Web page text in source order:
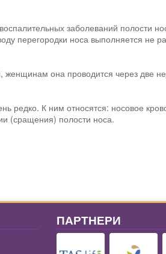
заболеваний полости
перегородки носа выполняется не
женщинам она проводится через две
редко. К ним относятся: носовое
(сращения) полости носа.
ПАРТНЕРИ